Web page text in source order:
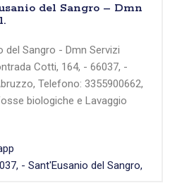
del Sangro – Dmn
del Sangro - Dmn Servizi
Cotti, 164, - 66037, -
Telefono: 3355900662,
biologiche e Lavaggio
- Sant'Eusanio del Sangro,